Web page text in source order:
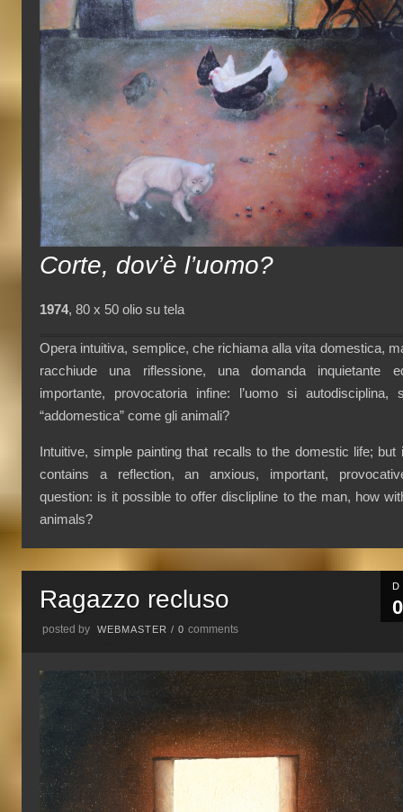
Corte, dov’è l’uomo?
1974, 80 x 50 olio su tela
Opera intuitiva, semplice, che richiama alla vita domestica,
racchiude una riflessione, una domanda inquietante
importante, provocatoria infine: l’uomo si autodisciplina,
“addomestica” come gli animali?
Intuitive, simple painting that recalls to the domestic life; but
contains a reflection, an anxious, important,
question: is it possible to offer disclipline to the man, how
animals?
Ragazzo recluso
posted by WEBMASTER /0comments